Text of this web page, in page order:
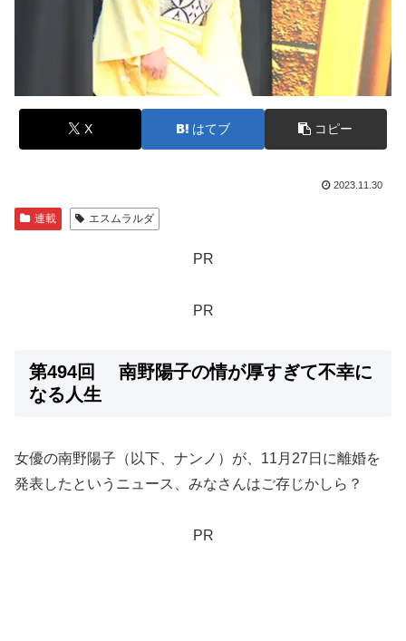
X はてブ コピー
2023.11.30
連載 エスムラルダ
PR
PR
第494回 南野陽子の情が厚すぎて不幸に
なる人生
女優の南野陽子（以下、ナンノ）が、11月27日に離婚を
発表したというニュース、みなさんはご存じかしら？
PR